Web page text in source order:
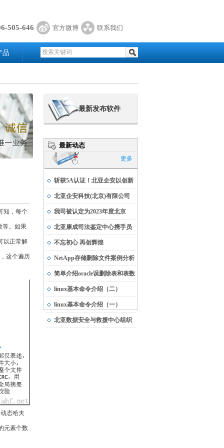
505-646 官方微博 联系我们
品
知，每个
等。如果
以正常解
这个遍历
态哈夫
元素个数
最新发布软件
最新动态
更多
斩获5A认证！北亚企安以创新
实力书写科技发展新篇
北亚企安科技(北京)有限公司
荣获公安部科学技术奖
我司被认定为2023年度北京
市“专精特新”中小企业
北亚康成司法鉴定中心携手员
工，与受灾地区共渡难关
不忘初心 再创辉煌
NetApp存储删除文件案例分析
简单介绍oracle误删除表和表数
据的恢复方法
linux基本命令介绍（二）
linux基本命令介绍（一）
北亚数据安全与救援中心组织